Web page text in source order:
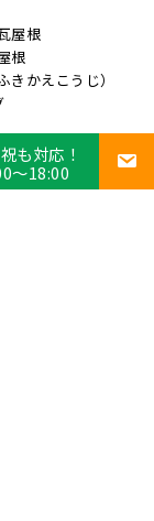
屋根
根
かえこうじ）
とぶくろ）
（はいどい）
雨どい
も対応！
～18:00